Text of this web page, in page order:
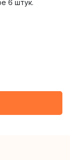
6 штук.